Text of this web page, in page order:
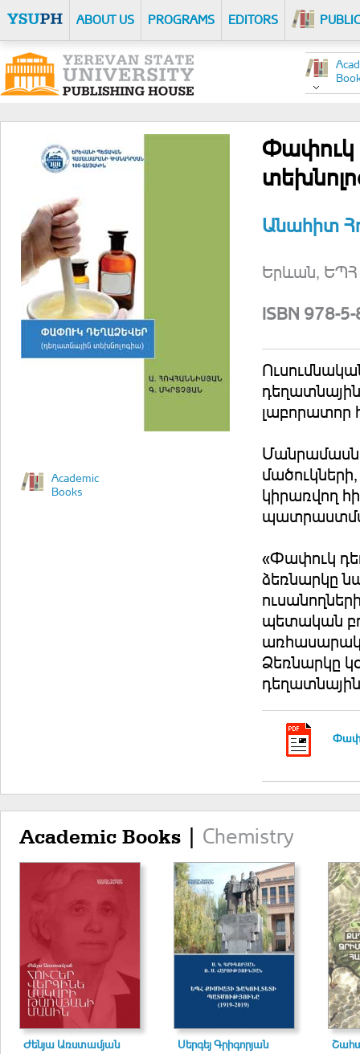
ABOUT US PROGRAMS EDITORS
Academic
Books
Փափուկ
Անահիտ
Երևան, ԵՊՀ
ISBN 978-
լաբորատոր
Մանրամասն
կիրառվող
«Փափուկ
ձեռնարկը
պետական
առհասարակ
Ձեռնարկը
Academic Books | Chemistry
Ժենյա Առստամյան
Սերգեյ Գրիգորյան